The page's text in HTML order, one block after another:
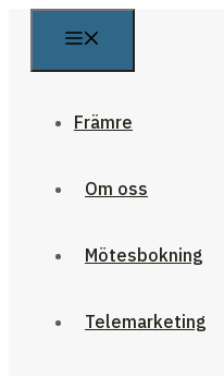
Främre
Om oss
Mötesbokning
Telemarketing